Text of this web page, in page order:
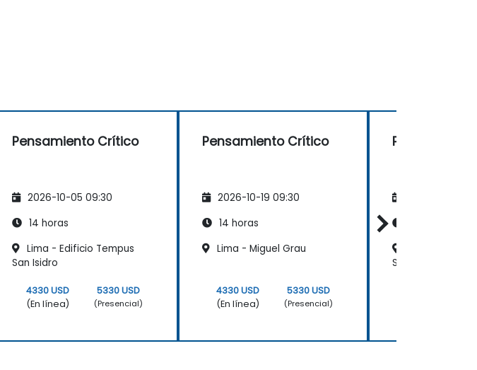
Pensamiento Crítico
2026-10-05 09:30
14 horas
Lima - Edificio Tempus
San Isidro
4330 USD
(En línea)
5330 USD
(Presencial)
Pensamiento Crítico
2026-10-19 09:30
14 horas
Lima - Miguel Grau
4330 USD
(En línea)
5330 USD
(Presencial)
San Isidro